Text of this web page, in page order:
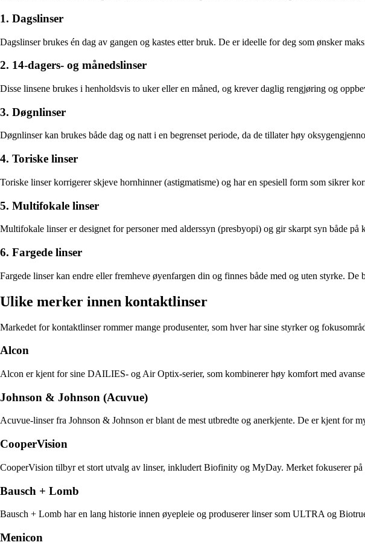
1. Dagslinser
Dagslinser brukes én dag av gangen og kastes etter bruk. De er ideelle for deg som ønsker
2. 14-dagers- og månedslinser
Disse linsene brukes i henholdsvis to uker eller en måned, og krever daglig rengjøring og
3. Døgnlinser
Døgnlinser kan brukes både dag og natt i en begrenset periode, da de tillater høy
4. Toriske linser
Toriske linser korrigerer skjeve hornhinner (astigmatisme) og har en spesiell form som sikrer
5. Multifokale linser
Multifokale linser er designet for personer med alderssyn (presbyopi) og gir skarpt syn både
6. Fargede linser
Fargede linser kan endre eller fremheve øyenfargen din og finnes både med og uten styrke.
Ulike merker innen kontaktlinser
Markedet for kontaktlinser rommer mange produsenter, som hver har sine styrker og
Alcon
Alcon er kjent for sine DAILIES- og Air Optix-serier, som kombinerer høy komfort med
Johnson & Johnson (Acuvue)
Acuvue-linser fra Johnson & Johnson er blant de mest utbredte og anerkjente. De er kjent for
CooperVision
CooperVision tilbyr et stort utvalg av linser, inkludert Biofinity og MyDay. Merket fokuserer
Bausch + Lomb
Bausch + Lomb har en lang historie innen øyepleie og produserer linser som ULTRA og
Menicon